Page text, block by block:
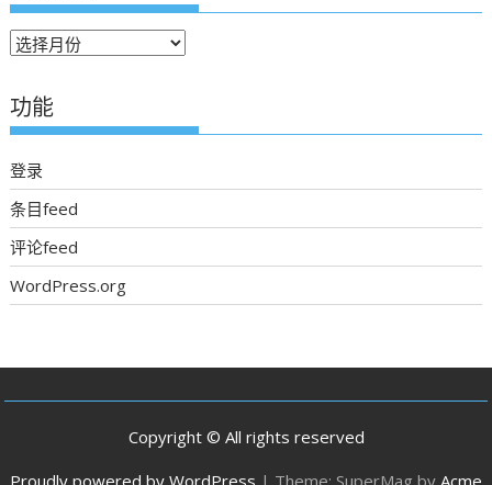
往
新
聞
功能
登录
条目feed
评论feed
WordPress.org
Copyright © All rights reserved
Proudly powered by WordPress | Theme: SuperMag by Acme